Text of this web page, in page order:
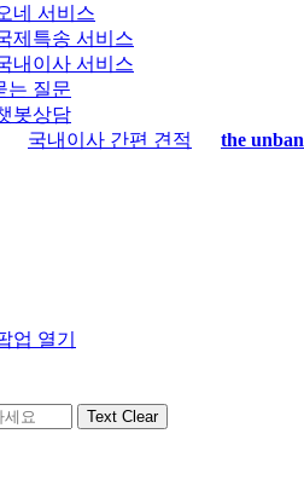
네 서비스
제특송 서비스
내이사 서비스
는 질문
봇상담
국내이사 간편 견적 the unban
업 열기
Text Clear